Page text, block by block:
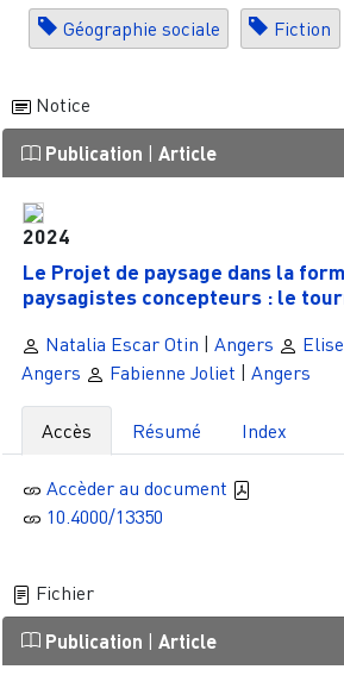
Géographie sociale Fiction
Notice
Publication Article
2024
Le Projet de paysage dans la
paysagistes concepteurs : le
Natalia Escar Otin | Angers
Angers
Fabienne Joliet | Angers
Accès Résumé Index
Accèder au document
10.4000/13350
Fichier
Publication | Article